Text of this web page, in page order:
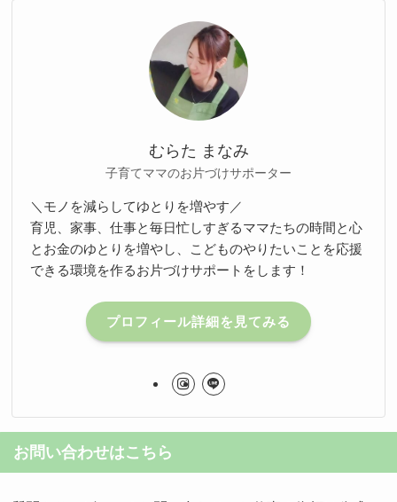
むらた まなみ
子育てママのお片づけサポーター
＼モノを減らしてゆとりを増やす／
育児、家事、仕事と毎日忙しすぎるママたちの時間と心
とお金のゆとりを増やし、こどものやりたいことを応援
できる環境を作るお片づけサポートをします！
プロフィール詳細を見てみる
お問い合わせはこちら